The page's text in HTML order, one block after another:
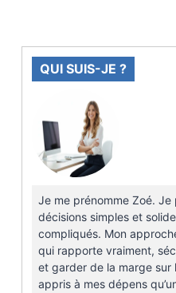
QUI SUIS-JE ?
Je me prénomme Zoé. Je
décisions simples et
compliqués. Mon
qui rapporte vraiment,
et garder de la marge sur
appris à mes dépens